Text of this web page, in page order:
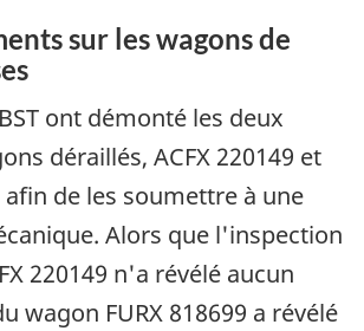
sur les wagons de
ont démonté les deux
déraillés, ACFX 220149 et
afin de les soumettre à une
Alors que l'inspection
220149 n'a révélé aucun
wagon FURX 818699 a révélé